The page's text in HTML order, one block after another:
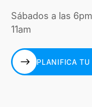
Sábados a las
11am
PLANIFICA TU